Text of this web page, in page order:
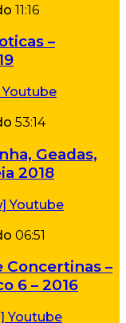
11:16
–
53:14
Geadas,
2018
06:51
Concertinas –
6 – 2016